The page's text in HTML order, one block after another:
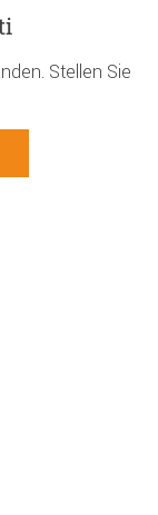
Stellen Sie